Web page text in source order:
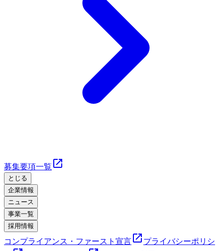
募集要項一覧
とじる
企業情報
ニュース
事業一覧
採用情報
コンプライアンス・ファースト宣言
プライバシーポリシ